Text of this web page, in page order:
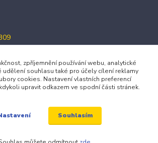
zpříjemnění používání webu, analytické
udělení souhlasu také pro účely cílení reklamy
cookies. Nastavení vlastních preferencí
upravit odkazem ve spodní části stránek.
Souhlasím